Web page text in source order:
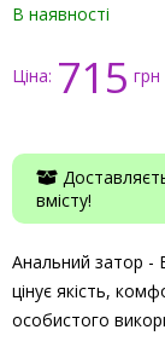
В наявності
Ціна: 715 грн
вмісту!
Анальний затор -
цінує якість,
особистого